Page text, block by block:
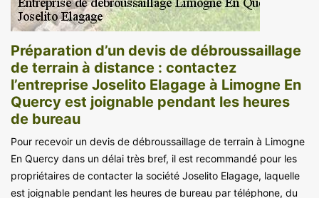
Préparation d’un devis de débroussaillage
de terrain à distance : contactez
l’entreprise Joselito Elagage à Limogne En
Quercy est joignable pendant les heures
de bureau
Pour recevoir un devis de débroussaillage de terrain à Limogne
En Quercy dans un délai très bref, il est recommandé pour les
propriétaires de contacter la société Joselito Elagage, laquelle
est joignable pendant les heures de bureau par téléphone, du